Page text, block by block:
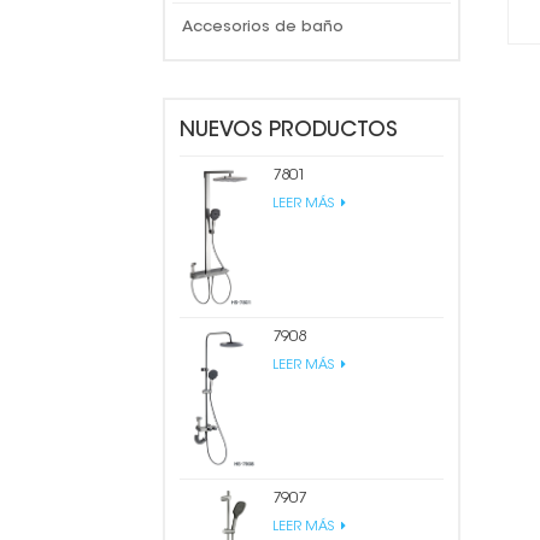
Accesorios de baño
NUEVOS PRODUCTOS
7801
LEER MÁS
7908
LEER MÁS
7907
LEER MÁS